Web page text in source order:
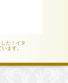
た！イタ
ます。